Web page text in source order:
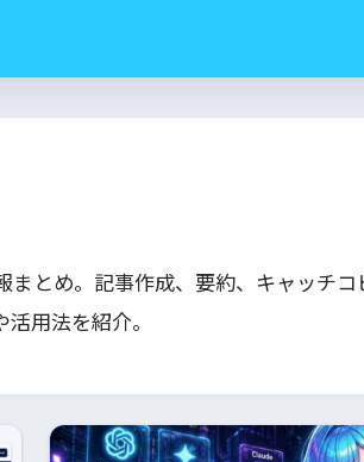
とめ。記事作成、要約、キャッチコ
用法を紹介。